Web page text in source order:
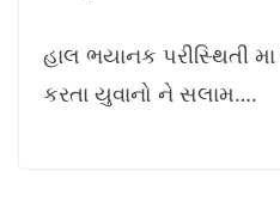
હાલ ભયાનક પરીસ્થિતી
કરતા યુવાનો ને સલામ….